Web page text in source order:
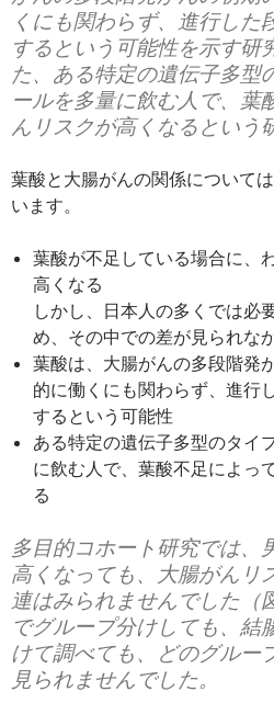
くにも関わらず、進行した
するという可能性を示す研
た、ある特定の遺伝子多型
ールを多量に飲む人で、葉
んリスクが高くなるという
葉酸と大腸がんの関係について
います。
葉酸が不足している場合に、
高くなる
しかし、日本人の多くでは必
め、その中での差が見られな
葉酸は、大腸がんの多段階発
的に働くにも関わらず、進行
するという可能性
ある特定の遺伝子多型のタイ
に飲む人で、葉酸不足によっ
る
多目的コホート研究では、
高くなっても、大腸がんリ
連はみられませんでした（
でグループ分けしても、結
けて調べても、どのグルー
見られませんでした。